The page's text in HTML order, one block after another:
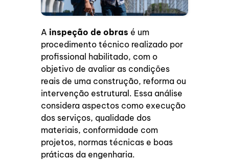
A inspeção de obras é um
procedimento técnico realizado por
profissional habilitado, com o
objetivo de avaliar as condições
reais de uma construção, reforma ou
intervenção estrutural. Essa análise
considera aspectos como execução
dos serviços, qualidade dos
materiais, conformidade com
projetos, normas técnicas e boas
práticas da engenharia.